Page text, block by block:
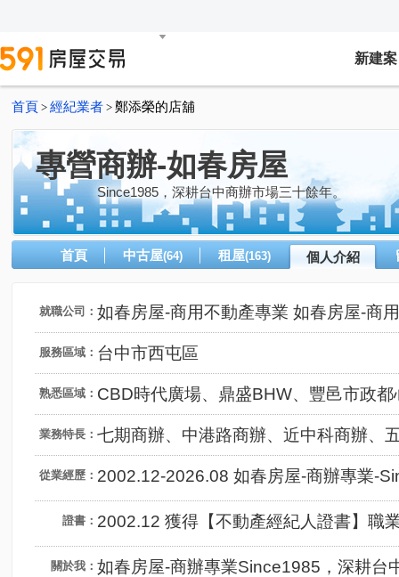
新建案
首頁 > 經紀業者 > 鄭添榮的店舖
專營商辦-如春房屋
Since1985，深耕台中商辦市場三十餘年。
首頁 中古屋(64) 租屋(163) 個人介紹
就職公司： 如春房屋-商用不動產專業 如春房屋-商
服務區域： 台中市西屯區
熟悉區域： CBD時代廣場、鼎盛BHW、豐邑市政都
業務特長： 七期商辦、中港路商辦、近中科商辦、
從業經歷： 2002.12-2026.08 如春房屋-商辦專業-
證書： 2002.12 獲得【不動產經紀人證書】職
關於我： 如春房屋-商辦專業Since1985，深耕台